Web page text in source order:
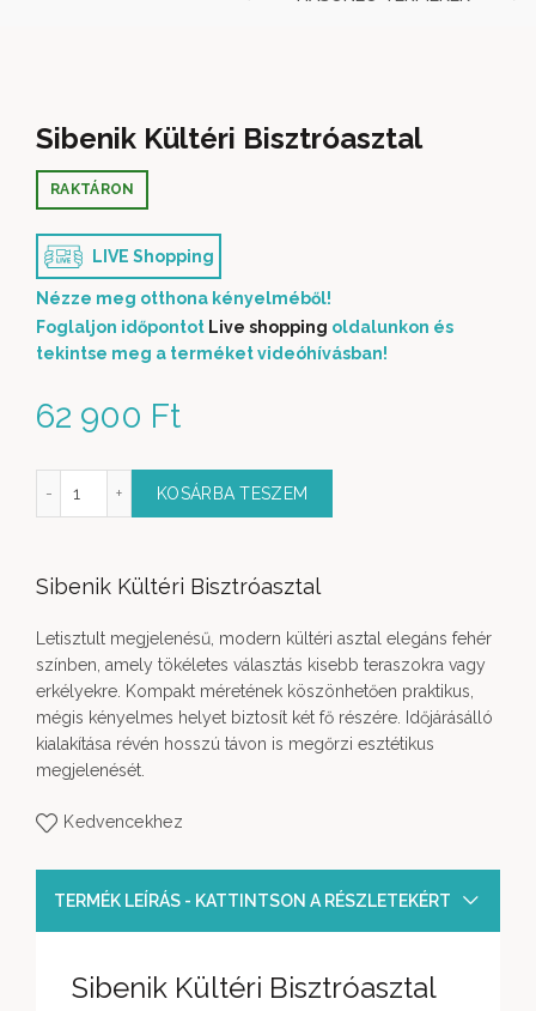
Sibenik Kültéri Bisztróasztal
62 900 Ft
RAKTÁRON
LIVE Shopping
Nézze meg otthona kényelméből!
Foglaljon időpontot Live shopping oldalunkon és
tekintse meg a terméket videóhívásban!
Bisztróasztal mennyiség
KOSÁRBA TESZEM
Sibenik Kültéri Bisztróasztal
Letisztult megjelenésű, modern kültéri asztal elegáns fehér
színben, amely tökéletes választás kisebb teraszokra vagy
erkélyekre. Kompakt méretének köszönhetően praktikus,
mégis kényelmes helyet biztosít két fő részére. Időjárásálló
kialakítása révén hosszú távon is megőrzi esztétikus
megjelenését.
Kedvencekhez
TERMÉK LEÍRÁS - KATTINTSON A RÉSZLETEKÉRT
Sibenik Kültéri Bisztróasztal